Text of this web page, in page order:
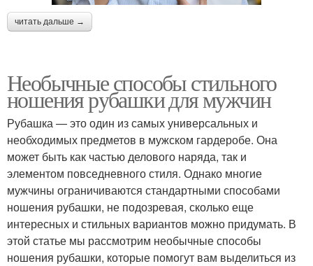
читать дальше →
Необычные способы стильного
ношения рубашки для мужчин
Рубашка — это один из самых универсальных и
необходимых предметов в мужском гардеробе. Она
может быть как частью делового наряда, так и
элементом повседневного стиля. Однако многие
мужчины ограничиваются стандартными способами
ношения рубашки, не подозревая, сколько еще
интересных и стильных вариантов можно придумать. В
этой статье мы рассмотрим необычные способы
ношения рубашки, которые помогут вам выделиться из